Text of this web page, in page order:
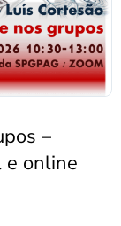
–
e online